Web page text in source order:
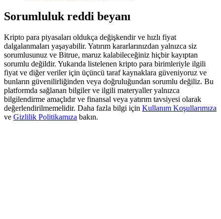
Register & Trade to Win 500,000 USDT
Precious Metals Trading Carnival
Trade Gold & Silver · 33,333 USDT Bonus
Sorumluluk reddi beyanı
Kripto para piyasaları oldukça değişkendir ve hızlı fiyat
dalgalanmaları yaşayabilir. Yatırım kararlarınızdan yalnızca siz
sorumlusunuz ve Bitrue, maruz kalabileceğiniz hiçbir kayıptan
sorumlu değildir. Yukarıda listelenen kripto para birimleriyle ilgili
fiyat ve diğer veriler için üçüncü taraf kaynaklara güveniyoruz ve
bunların güvenilirliğinden veya doğruluğundan sorumlu değiliz. Bu
platformda sağlanan bilgiler ve ilgili materyaller yalnızca
bilgilendirme amaçlıdır ve finansal veya yatırım tavsiyesi olarak
değerlendirilmemelidir. Daha fazla bilgi için Kullanım Koşullarımıza
ve Gizlilik Politikamıza bakın.